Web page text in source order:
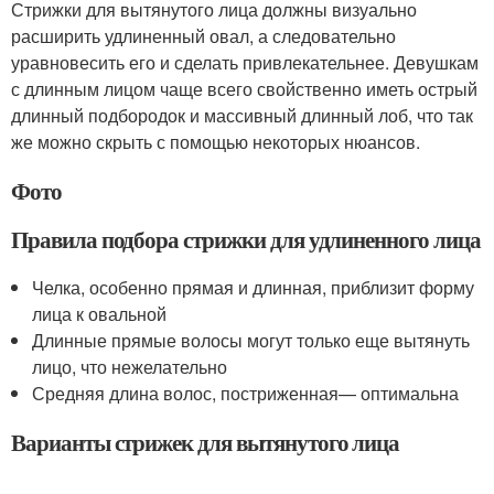
Стрижки для вытянутого лица должны визуально
расширить удлиненный овал, а следовательно
уравновесить его и сделать привлекательнее. Девушкам
с длинным лицом чаще всего свойственно иметь острый
длинный подбородок и массивный длинный лоб, что так
же можно скрыть с помощью некоторых нюансов.
Фото
Правила подбора стрижки для удлиненного лица
Челка, особенно прямая и длинная, приблизит форму
лица к овальной
Длинные прямые волосы могут только еще вытянуть
лицо, что нежелательно
Средняя длина волос, постриженная— оптимальна
Варианты стрижек для вытянутого лица